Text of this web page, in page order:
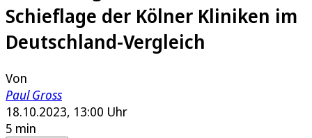
Schieflage der Kölner Kliniken im
Deutschland-Vergleich
Von
Paul Gross
18.10.2023, 13:00 Uhr
5 min